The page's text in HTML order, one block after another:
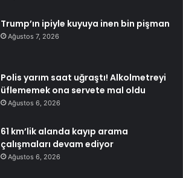
Trump’ın ipiyle kuyuya inen bin pişman
Ağustos 7, 2026
Polis yarım saat uğraştı! Alkolmetreyi
üflememek ona servete mal oldu
Ağustos 6, 2026
61 km’lik alanda kayıp arama
çalışmaları devam ediyor
Ağustos 6, 2026